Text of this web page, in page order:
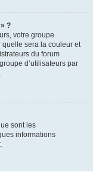
?
votre groupe
quelle sera la couleur et
du forum
d’utilisateurs par
sont les
informations